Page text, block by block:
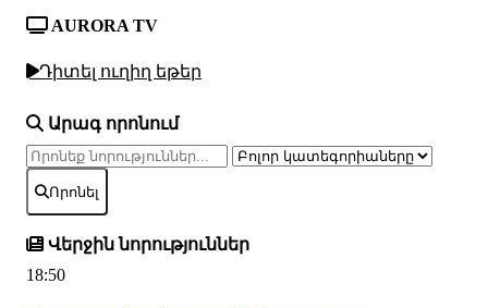
AURORA TV
Դիտել ուղիղ եթեր
Արագ որոնում
Որոնել
Վերջին նորություններ
18:50